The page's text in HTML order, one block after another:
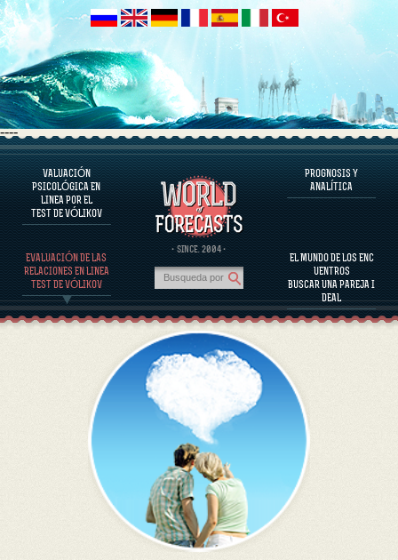
----
VALUACIÓN
PSICOLÓGICA EN
LINEA POR EL
TEST DE VÓLIKOV
EVALUACIÓN DE LAS
RELACIONES EN LINEA
TEST DE VÓLIKOV
· SINCE. 2004 ·
PROGNOSIS Y
ANALÍTICA
EL MUNDO DE LOS ENC
UENTROS
BUSCAR UNA PAREJA I
DEAL
EL PROGRAMA
EVALUAR EL CARÁCTER
EVALUACIÓN DEL CARÁCTER DE PERSONAJES FAMOSOS
EL PROGRAMA
EVALUAR LA COMPATIBILIDAD DE LA PAREJA
PROGNOSIS Y ANALÍTICA